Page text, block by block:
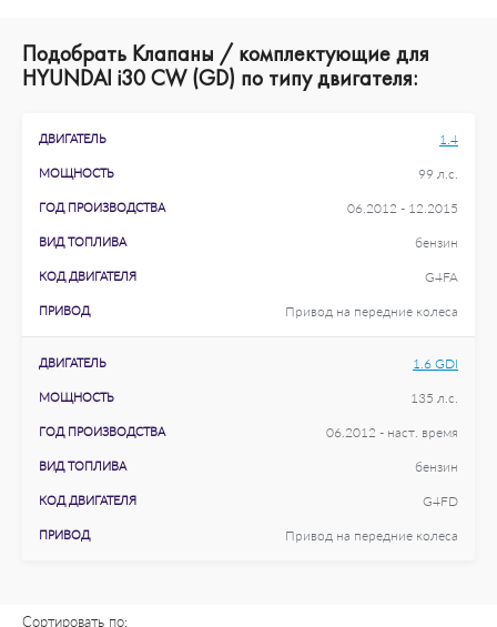
Подобрать Клапаны / комплектующие для
HYUNDAI i30 CW (GD) по типу двигателя:
ДВИГАТЕЛЬ 1.4
МОЩНОСТЬ 99 л.с.
ГОД ПРОИЗВОДСТВА 06.2012 - 12.2015
ВИД ТОПЛИВА бензин
КОД ДВИГАТЕЛЯ G4FA
ПРИВОД Привод на передние колеса
ДВИГАТЕЛЬ 1.6 GDI
МОЩНОСТЬ 135 л.с.
ГОД ПРОИЗВОДСТВА 06.2012 - наст. время
ВИД ТОПЛИВА бензин
КОД ДВИГАТЕЛЯ G4FD
ПРИВОД Привод на передние колеса
Сортировать по: